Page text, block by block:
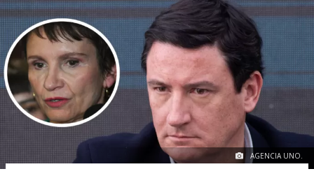
AGENCIA UNO.